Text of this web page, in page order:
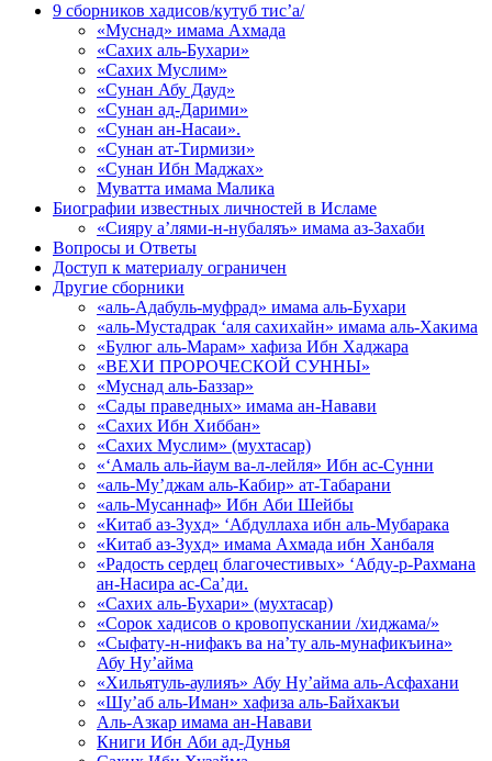
9 сборников хадисов/кутуб тис’а/
«Муснад» имама Ахмада
«Сахих аль-Бухари»
«Сахих Муслим»
«Сунан Абу Дауд»
«Сунан ад-Дарими»
«Сунан ан-Насаи».
«Сунан ат-Тирмизи»
«Сунан Ибн Маджах»
Муватта имама Малика
Биографии известных личностей в Исламе
«Сияру а’лями-н-нубаляъ» имама аз-Захаби
Вопросы и Ответы
Доступ к материалу ограничен
Другие сборники
«аль-Адабуль-муфрад» имама аль-Бухари
«аль-Мустадрак ‘аля сахихайн» имама аль-Хакима
«Булюг аль-Марам» хафиза Ибн Хаджара
«ВЕХИ ПРОРОЧЕСКОЙ СУННЫ»
«Муснад аль-Баззар»
«Сады праведных» имама ан-Навави
«Сахих Ибн Хиббан»
«Сахих Муслим» (мухтасар)
«‘Амаль аль-йаум ва-л-лейля» Ибн ас-Сунни
«аль-Му’джам аль-Кабир» ат-Табарани
«аль-Мусаннаф» Ибн Аби Шейбы
«Китаб аз-Зухд» ‘Абдуллаха ибн аль-Мубарака
«Китаб аз-Зухд» имама Ахмада ибн Ханбаля
«Радость сердец благочестивых» ‘Абду-р-Рахмана
ан-Насира ас-Са’ди.
«Сахих аль-Бухари» (мухтасар)
«Сорок хадисов о кровопускании /хиджама/»
«Сыфату-н-нифакъ ва на’ту аль-мунафикъина»
Абу Ну’айма
«Хильятуль-аулияъ» Абу Ну’айма аль-Асфахани
«Шу’аб аль-Иман» хафиза аль-Байхакъи
Аль-Азкар имама ан-Навави
Книги Ибн Аби ад-Дунья